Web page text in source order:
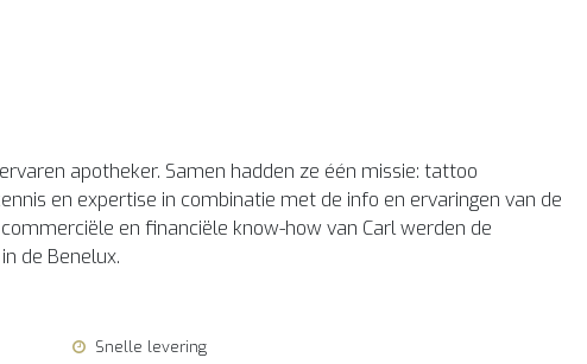
apotheker. Samen hadden ze één missie: tattoo
en expertise in combinatie met de info en ervaringen van de
en financiële know-how van Carl werden de
de Benelux.
Snelle levering